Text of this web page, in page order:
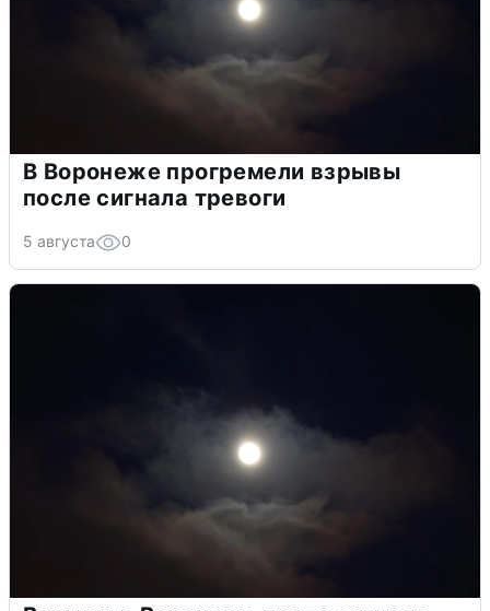
В Воронеже прогремели взрывы
после сигнала тревоги
5 августа 0